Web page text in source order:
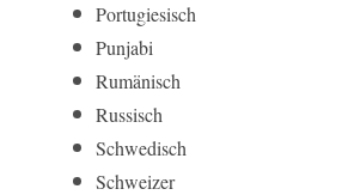
Portugiesisch
Punjabi
Rumänisch
Russisch
Schwedisch
Schweizer